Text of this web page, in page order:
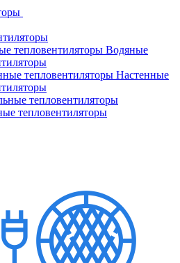
Водяные
Настенные
тепловентиляторы